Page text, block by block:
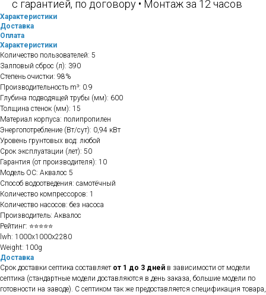
с гарантией, по договору • Монтаж за 12 часов
Характеристики
Доставка
Оплата
Характеристики
Количество пользователей: 5
Залповый сброс (л): 390
Степень очистки: 98%
Производительность m³: 0.9
Глубина подводящей трубы (мм): 600
Толщина стенок (мм): 15
Материал корпуса: полипропилен
Энергопотребление (Вт/сут): 0,94 кВт
Уровень грунтовых вод: любой
Срок эксплуатации (лет): 50
Гарантия (от производителя): 10
Модель ОС: Аквалос 5
Способ водоотведения: самотёчный
Количество компрессоров: 1
Количество насосов: без насоса
Производитель: Аквалос
Рейтинг: ⭐⭐⭐⭐⭐
lwh: 1000x1000x2280
Weight: 100g
Доставка
Срок доставки септика составляет от 1 до 3 дней в зависимости от модели
септика (стандартные модели доставляются в день заказа, большие модели по
готовности на заводе). С септиком так же предоставляется спецификация товара,